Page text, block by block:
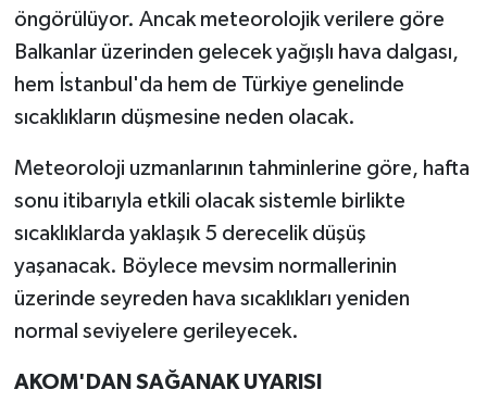
öngörülüyor. Ancak meteorolojik verilere göre
Balkanlar üzerinden gelecek yağışlı hava dalgası,
hem İstanbul'da hem de Türkiye genelinde
sıcaklıkların düşmesine neden olacak.
Meteoroloji uzmanlarının tahminlerine göre, hafta
sonu itibarıyla etkili olacak sistemle birlikte
sıcaklıklarda yaklaşık 5 derecelik düşüş
yaşanacak. Böylece mevsim normallerinin
üzerinde seyreden hava sıcaklıkları yeniden
normal seviyelere gerileyecek.
AKOM'DAN SAĞANAK UYARISI